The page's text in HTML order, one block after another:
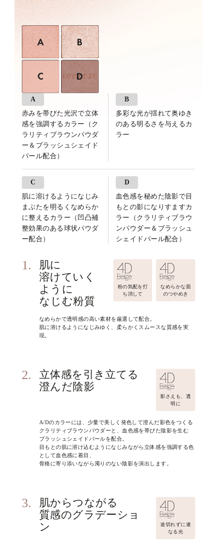
A
赤みを帯びた光沢で立体
感を強調するカラー（ク
ラリティブラウンパウダ
ー＆ブラッシュシェイド
パール配合）
B
多彩な光が揺れて奥ゆき
のある明るさを与えるカ
ラー
C
肌に溶けるようになじみ
まぶたを明るくなめらか
に整えるカラー（凹凸補
整効果のある球状パウダ
ー配合）
D
血色感を秘めた陰影で目
もとの影になりすますカ
ラー（クラリティブラウ
ンパウダー＆ブラッシュ
シェイドパール配合）
1.
肌に
溶けていく
ように
なじむ粉質
なめらかで透明感の高い素材を厳選して配合。
肌に溶けるようになじみゆく、柔らかくスムースな質感を実
現。
粉の気配を打
ち消して
なめらかな面
のつやめき
2.
立体感を引き立てる
澄んだ陰影
A/Dのカラーには、少量で美しく発色して澄んだ影色をつくる
クラリティブラウンパウダーと、血色感を帯びた陰影を生む
ブラッシュシェイドパールを配合。
目もとの肌に溶け込むようになじみながら立体感を強調する色
として血色感に着目、
骨格に寄り添いながら濁りのない陰影を演出します。
影さえも、透
明に
3.
肌からつながる
質感のグラデーショ
ン
途切れずに連
なる光